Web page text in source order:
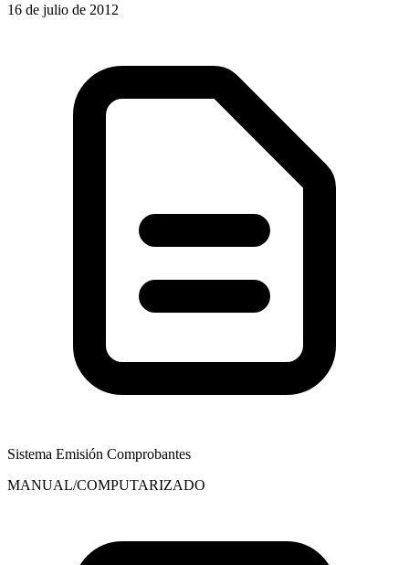
16 de julio de 2012
Sistema Emisión Comprobantes
MANUAL/COMPUTARIZADO